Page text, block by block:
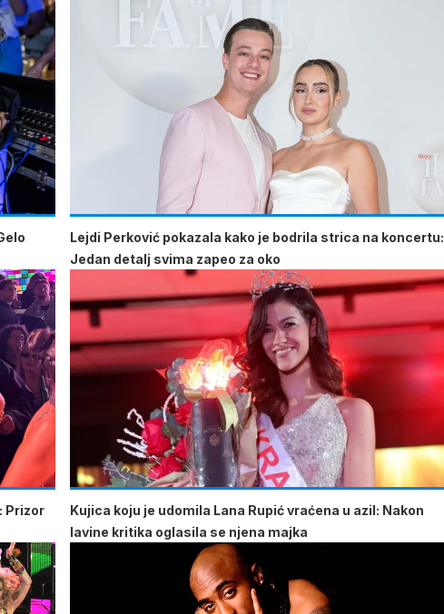
Lejdi Perković pokazala kako je bodrila strica na koncertu:
Jedan detalj svima zapeo za oko
Prizor
Kujica koju je udomila Lana Rupić vraćena u azil: Nakon
lavine kritika oglasila se njena majka